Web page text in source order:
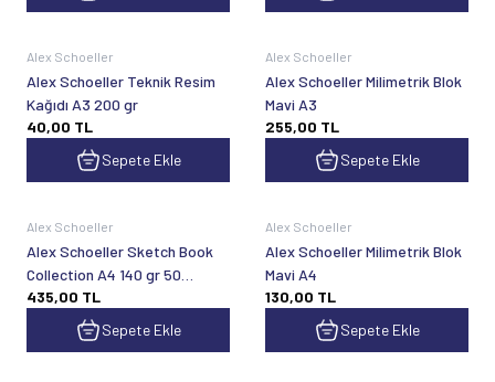
Alex Schoeller
Alex Schoeller Teknik Resim
Kağıdı A3 200 gr
40,00 TL
Sepete Ekle
Alex Schoeller
Alex Schoeller Milimetrik Blok
Mavi A3
255,00 TL
Sepete Ekle
Alex Schoeller
Alex Schoeller Sketch Book
Collection A4 140 gr 50
Yaprak
435,00 TL
Sepete Ekle
Alex Schoeller
Alex Schoeller Milimetrik Blok
Mavi A4
130,00 TL
Sepete Ekle